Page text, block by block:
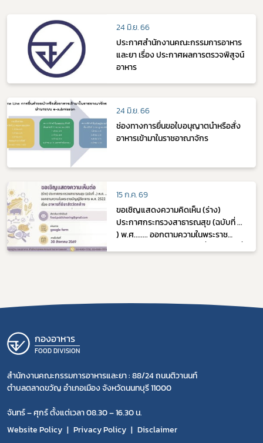
24 มิ.ย. 66
ประกาศสำนักงานคณะกรรมการอาหาร
และยา เรื่อง ประกาศผลการตรวจพิสูจน์
อาหาร
24 มิ.ย. 66
ช่องทางการยื่นขอใบอนุญาตนำหรือสั่ง
อาหารเข้ามาในราชอาณาจักร
15 ก.ค. 69
ขอเชิญแสดงความคิดเห็น (ร่าง)
ประกาศกระทรวงสาธารณสุข (ฉบับที่ ...
) พ.ศ........ ออกตามความในพระราช
กองอาหาร
FOOD DIVISION
สำนักงานคณะกรรมการอาหารและยา : 88/24 ถนนติวานนท์
ตำบลตลาดขวัญ อำเภอเมือง จังหวัดนนทบุรี 11000
จันทร์ – ศุกร์ ตั้งแต่เวลา 08.30 – 16.30 น.
Website Policy
Privacy Policy Disclaimer